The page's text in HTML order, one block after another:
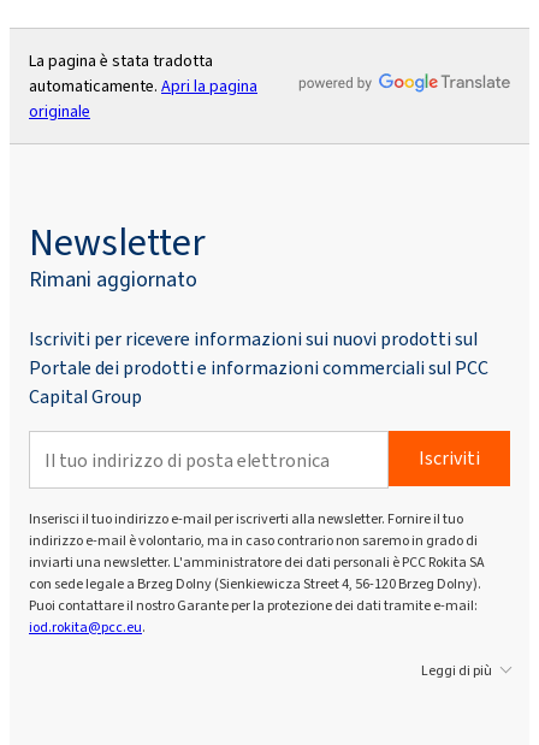
La pagina è stata tradotta
automaticamente. Apri la pagina
originale
Newsletter
Rimani aggiornato
Iscriviti per ricevere informazioni sui nuovi prodotti sul
Portale dei prodotti e informazioni commerciali sul PCC
Capital Group
Iscriviti
Inserisci il tuo indirizzo e-mail per iscriverti alla newsletter. Fornire il tuo
indirizzo e-mail è volontario, ma in caso contrario non saremo in grado di
inviarti una newsletter. L'amministratore dei dati personali è PCC Rokita SA
con sede legale a Brzeg Dolny (Sienkiewicza Street 4, 56-120 Brzeg Dolny).
Puoi contattare il nostro Garante per la protezione dei dati tramite e-mail:
iod.rokita@pcc.eu.
Leggi di più